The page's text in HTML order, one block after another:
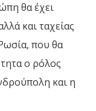
θα έχει
και ταχείας
που θα
ο ρόλος
και η